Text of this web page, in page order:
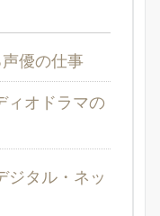
優の仕事
ィオドラマの
タル・ネッ